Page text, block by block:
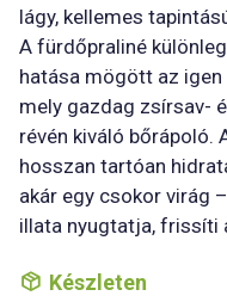
lágy, kellemes
A fürdőpraliné
hatása mögött az
mely gazdag zsírsav-
révén kiváló bőrápoló.
hosszan tartóan
akár egy csokor virág
illata nyugtatja, frissíti
Készleten